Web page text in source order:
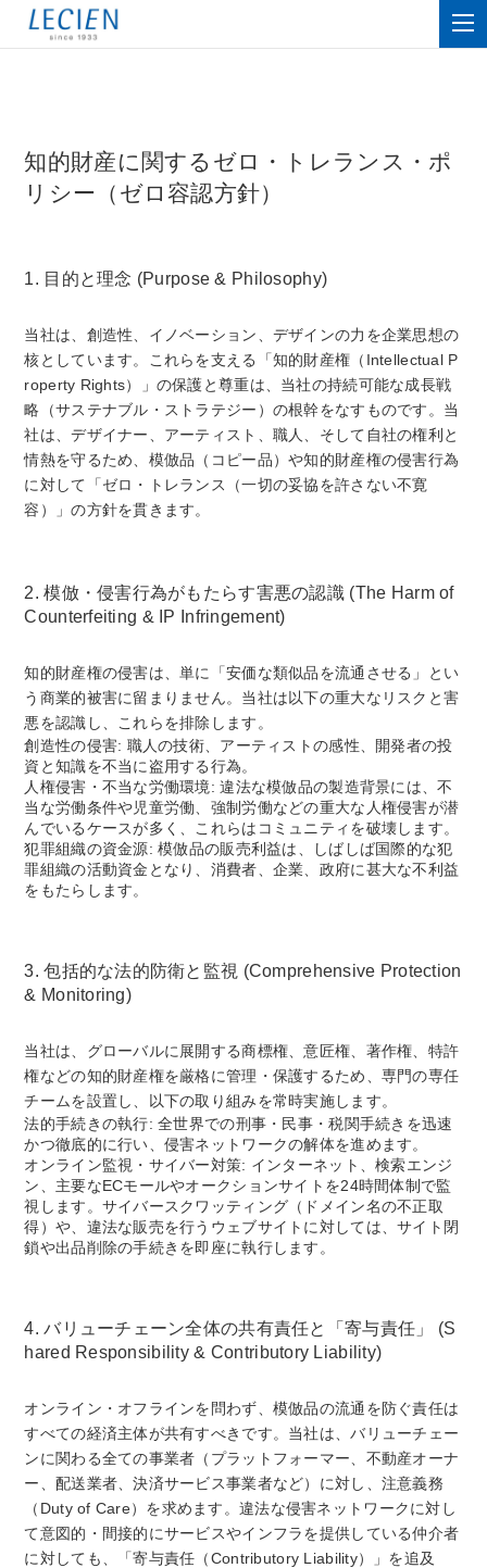
知的財産に関するゼロ・トレランス・ポ
リシー（ゼロ容認方針）
1. 目的と理念 (Purpose & Philosophy)
当社は、創造性、イノベーション、デザインの力を企業思想の
核としています。これらを支える「知的財産権（Intellectual P
roperty Rights）」の保護と尊重は、当社の持続可能な成長戦
略（サステナブル・ストラテジー）の根幹をなすものです。当
社は、デザイナー、アーティスト、職人、そして自社の権利と
情熱を守るため、模倣品（コピー品）や知的財産権の侵害行為
に対して「ゼロ・トレランス（一切の妥協を許さない不寛
容）」の方針を貫きます。
2. 模倣・侵害行為がもたらす害悪の認識 (The Harm of
Counterfeiting & IP Infringement)
知的財産権の侵害は、単に「安価な類似品を流通させる」とい
う商業的被害に留まりません。当社は以下の重大なリスクと害
悪を認識し、これらを排除します。
創造性の侵害: 職人の技術、アーティストの感性、開発者の投
資と知識を不当に盗用する行為。
人権侵害・不当な労働環境: 違法な模倣品の製造背景には、不
当な労働条件や児童労働、強制労働などの重大な人権侵害が潜
んでいるケースが多く、これらはコミュニティを破壊します。
犯罪組織の資金源: 模倣品の販売利益は、しばしば国際的な犯
罪組織の活動資金となり、消費者、企業、政府に甚大な不利益
をもたらします。
3. 包括的な法的防衛と監視 (Comprehensive Protection
& Monitoring)
当社は、グローバルに展開する商標権、意匠権、著作権、特許
権などの知的財産権を厳格に管理・保護するため、専門の専任
チームを設置し、以下の取り組みを常時実施します。
法的手続きの執行: 全世界での刑事・民事・税関手続きを迅速
かつ徹底的に行い、侵害ネットワークの解体を進めます。
オンライン監視・サイバー対策: インターネット、検索エンジ
ン、主要なECモールやオークションサイトを24時間体制で監
視します。サイバースクワッティング（ドメイン名の不正取
得）や、違法な販売を行うウェブサイトに対しては、サイト閉
鎖や出品削除の手続きを即座に執行します。
4. バリューチェーン全体の共有責任と「寄与責任」 (S
hared Responsibility & Contributory Liability)
オンライン・オフラインを問わず、模倣品の流通を防ぐ責任は
すべての経済主体が共有すべきです。当社は、バリューチェー
ンに関わる全ての事業者（プラットフォーマー、不動産オーナ
ー、配送業者、決済サービス事業者など）に対し、注意義務
（Duty of Care）を求めます。違法な侵害ネットワークに対し
て意図的・間接的にサービスやインフラを提供している仲介者
に対しても、「寄与責任（Contributory Liability）」を追及